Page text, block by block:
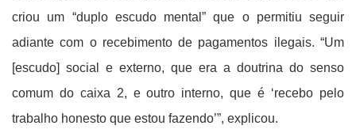
criou um “duplo escudo mental” que o permitiu seguir
adiante com o recebimento de pagamentos ilegais. “Um
[escudo] social e externo, que era a doutrina do senso
comum do caixa 2, e outro interno, que é ‘recebo pelo
trabalho honesto que estou fazendo’”, explicou.